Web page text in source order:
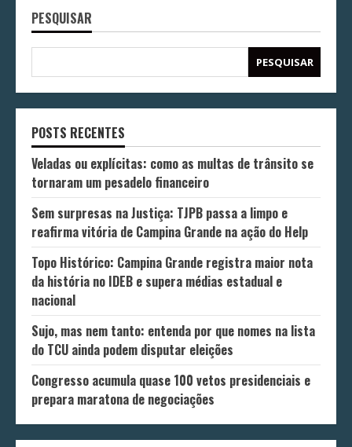
PESQUISAR
PESQUISAR
POSTS RECENTES
Veladas ou explícitas: como as multas de trânsito se
tornaram um pesadelo financeiro
Sem surpresas na Justiça: TJPB passa a limpo e
reafirma vitória de Campina Grande na ação do Help
Topo Histórico: Campina Grande registra maior nota
da história no IDEB e supera médias estadual e
nacional
Sujo, mas nem tanto: entenda por que nomes na lista
do TCU ainda podem disputar eleições
Congresso acumula quase 100 vetos presidenciais e
prepara maratona de negociações